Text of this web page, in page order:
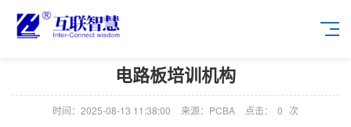
电路板培训机构
时间：2025-08-13 11:38:00 来源：PCBA 点击： 0 次